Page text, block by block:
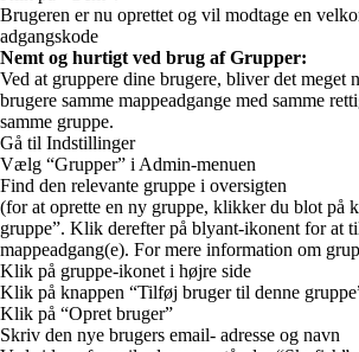
Brugeren er nu oprettet og vil modtage en
adgangskode
Nemt og hurtigt ved brug af Grupper:
Ved at gruppere dine brugere, bliver det meget
brugere samme mappeadgange med samme
samme gruppe.
Gå til Indstillinger
Vælg “Grupper” i Admin-menuen
Find den relevante gruppe i oversigten
(for at oprette en ny gruppe, klikker du blot på
gruppe”. Klik derefter på blyant-ikonent for at
mappeadgang(e). For mere information om
Klik på gruppe-ikonet i højre side
Klik på knappen “Tilføj bruger til denne
Klik på “Opret bruger”
Skriv den nye brugers email- adresse og navn